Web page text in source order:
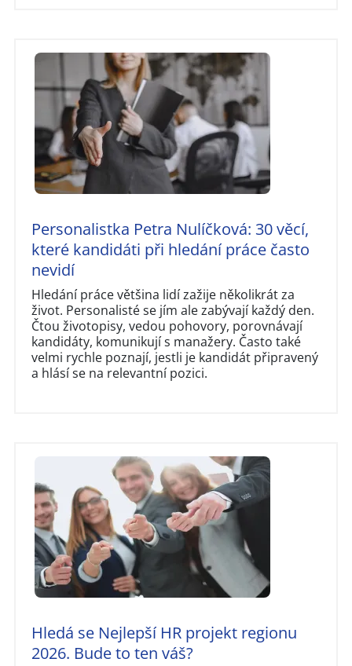
Personalistka Petra Nulíčková: 30 věcí,
které kandidáti při hledání práce často
nevidí
Hledání práce většina lidí zažije několikrát za
život. Personalisté se jím ale zabývají každý den.
Čtou životopisy, vedou pohovory, porovnávají
kandidáty, komunikují s manažery. Často také
velmi rychle poznají, jestli je kandidát připravený
a hlásí se na relevantní pozici.
Hledá se Nejlepší HR projekt regionu
2026. Bude to ten váš?